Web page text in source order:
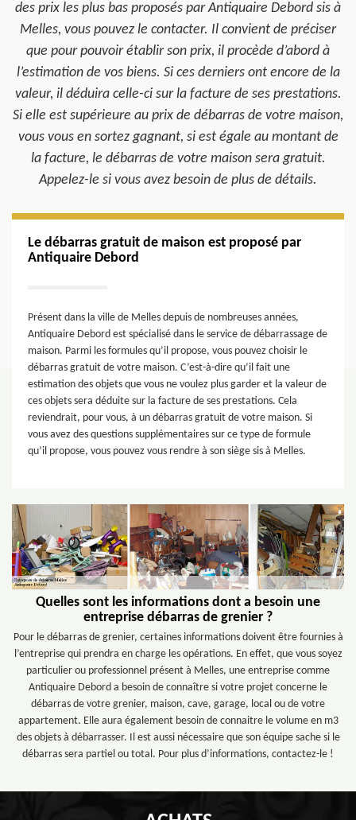
des prix les plus bas proposés par Antiquaire Debord sis à
Melles, vous pouvez le contacter. Il convient de préciser
que pour pouvoir établir son prix, il procède d’abord à
l’estimation de vos biens. Si ces derniers ont encore de la
valeur, il déduira celle-ci sur la facture de ses prestations.
Si elle est supérieure au prix de débarras de votre maison,
vous vous en sortez gagnant, si est égale au montant de
la facture, le débarras de votre maison sera gratuit.
Appelez-le si vous avez besoin de plus de détails.
Le débarras gratuit de maison est proposé par
Antiquaire Debord
Présent dans la ville de Melles depuis de nombreuses années,
Antiquaire Debord est spécialisé dans le service de débarrassage de
maison. Parmi les formules qu’il propose, vous pouvez choisir le
débarras gratuit de votre maison. C’est-à-dire qu’il fait une
estimation des objets que vous ne voulez plus garder et la valeur de
ces objets sera déduite sur la facture de ses prestations. Cela
reviendrait, pour vous, à un débarras gratuit de votre maison. Si
vous avez des questions supplémentaires sur ce type de formule
qu’il propose, vous pouvez vous rendre à son siège sis à Melles.
Quelles sont les informations dont a besoin une
entreprise débarras de grenier ?
Pour le débarras de grenier, certaines informations doivent être fournies à
l’entreprise qui prendra en charge les opérations. En effet, que vous soyez
particulier ou professionnel présent à Melles, une entreprise comme
Antiquaire Debord a besoin de connaître si votre projet concerne le
débarras de votre grenier, maison, cave, garage, local ou de votre
appartement. Elle aura également besoin de connaitre le volume en m3
des objets à débarrasser. Il est aussi nécessaire que son équipe sache si le
débarras sera partiel ou total. Pour plus d’informations, contactez-le !